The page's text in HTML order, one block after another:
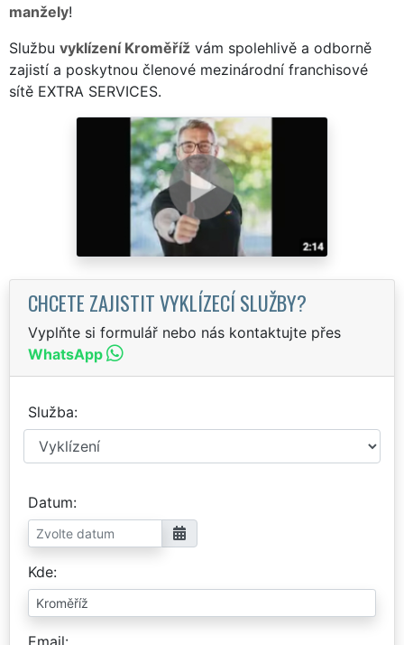
manžely!
Službu vyklízení Kroměříž vám spolehlivě a odborně
zajistí a poskytnou členové mezinárodní franchisové
sítě EXTRA SERVICES.
CHCETE ZAJISTIT VYKLÍZECÍ SLUŽBY?
Vyplňte si formulář nebo nás kontaktujte přes
WhatsApp
Služba
Datum
Kde
Email